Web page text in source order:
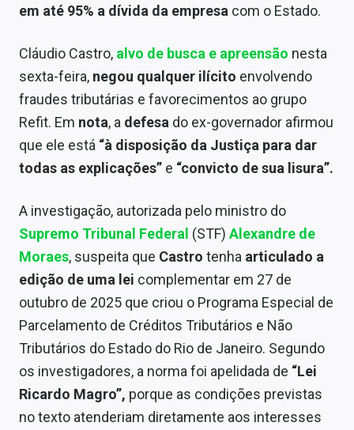
em até 95% a dívida da empresa com o Estado.
Cláudio Castro, alvo de busca e apreensão nesta
sexta-feira, negou qualquer ilícito envolvendo
fraudes tributárias e favorecimentos ao grupo
Refit. Em nota, a defesa do ex-governador afirmou
que ele está “à disposição da Justiça para dar
todas as explicações” e “convicto de sua lisura”.
A investigação, autorizada pelo ministro do
Supremo Tribunal Federal (STF) Alexandre de
Moraes, suspeita que Castro tenha articulado a
edição de uma lei complementar em 27 de
outubro de 2025 que criou o Programa Especial de
Parcelamento de Créditos Tributários e Não
Tributários do Estado do Rio de Janeiro. Segundo
os investigadores, a norma foi apelidada de “Lei
Ricardo Magro”, porque as condições previstas
no texto atenderiam diretamente aos interesses